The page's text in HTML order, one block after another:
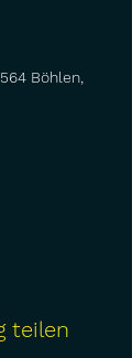
Böhlen,
teilen